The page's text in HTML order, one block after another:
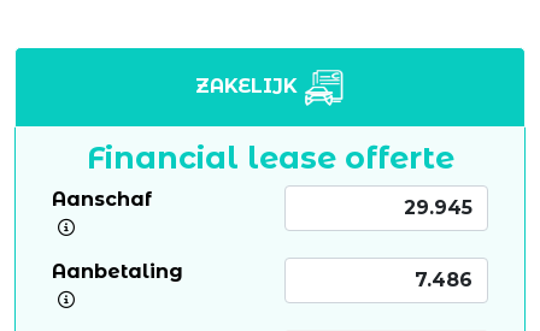
ZAKELIJK
Financial lease offerte
Aanschaf
Aanbetaling